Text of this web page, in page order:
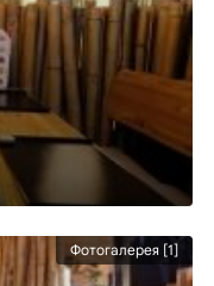
Фотогалерея [1]